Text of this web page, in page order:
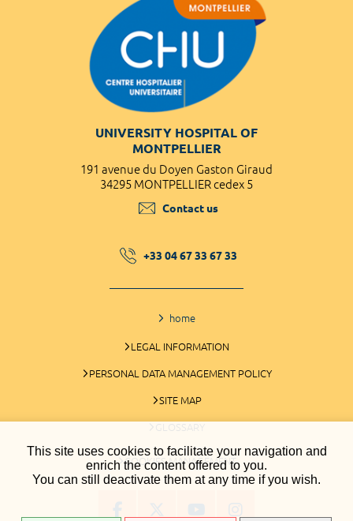
This site uses cookies to facilitate your navigation and
enrich the content offered to you.
You can still deactivate them at any time if you wish.
UNIVERSITY HOSPITAL OF
MONTPELLIER
191 avenue du Doyen Gaston Giraud
34295 MONTPELLIER cedex 5
Contact us
+33 04 67 33 67 33
home
LEGAL INFORMATION
PERSONAL DATA MANAGEMENT POLICY
SITE MAP
GLOSSARY
COOKIES MANAGEMENT